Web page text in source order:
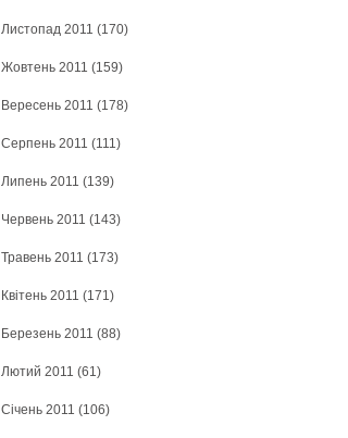
Листопад 2011 (170)
Жовтень 2011 (159)
Вересень 2011 (178)
Серпень 2011 (111)
Липень 2011 (139)
Червень 2011 (143)
Травень 2011 (173)
Квітень 2011 (171)
Березень 2011 (88)
Лютий 2011 (61)
Січень 2011 (106)